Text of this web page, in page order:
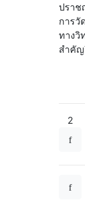
ปราช
การวั
ทางวิ
สำคัญ
2